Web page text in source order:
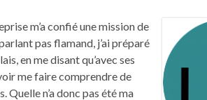
m’a confié une mission de
pas flamand, j’ai préparé
en me disant qu’avec ses
me faire comprendre de
n’a donc pas été ma